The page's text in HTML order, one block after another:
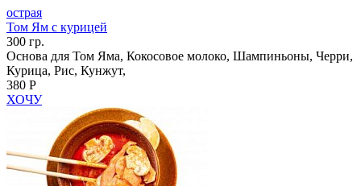
острая
Том Ям с курицей
300 гр.
Основа для Том Яма, Кокосовое молоко, Шампиньоны, Черри,
Курица, Рис, Кунжут,
380 Р
ХОЧУ